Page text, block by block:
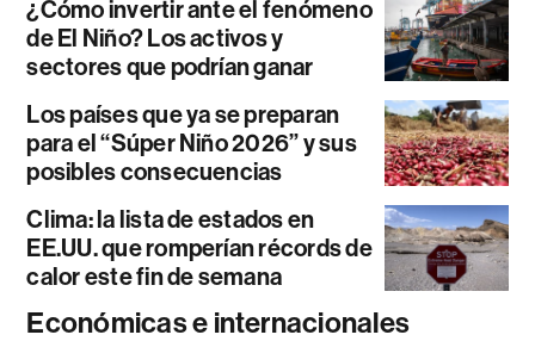
¿Cómo invertir ante el fenómeno
de El Niño? Los activos y
sectores que podrían ganar
Los países que ya se preparan
para el “Súper Niño 2026” y sus
posibles consecuencias
Clima: la lista de estados en
EE.UU. que romperían récords de
calor este fin de semana
Económicas e internacionales